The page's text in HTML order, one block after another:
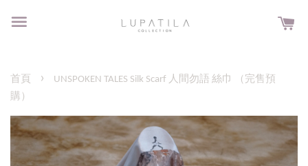
首頁 ›
UNSPOKEN TALES Silk Scarf 人間勿語 絲巾 （完售預
購）